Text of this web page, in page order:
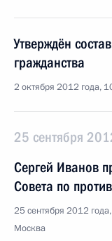
Утверждён
гражданства
2 октября 2012 года,
25 сентября
Сергей Иванов
Совета по
25 сентября 2012
Москва